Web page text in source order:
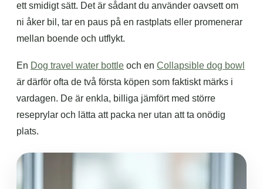
ett smidigt sätt. Det är sådant du använder oavsett om
ni åker bil, tar en paus på en rastplats eller promenerar
mellan boende och utflykt.
En Dog travel water bottle och en Collapsible dog bowl
är därför ofta de två första köpen som faktiskt märks i
vardagen. De är enkla, billiga jämfört med större
reseprylar och lätta att packa ner utan att ta onödig
plats.